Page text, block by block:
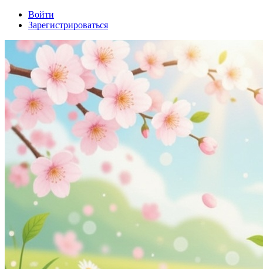
Войти
Зарегистрироваться